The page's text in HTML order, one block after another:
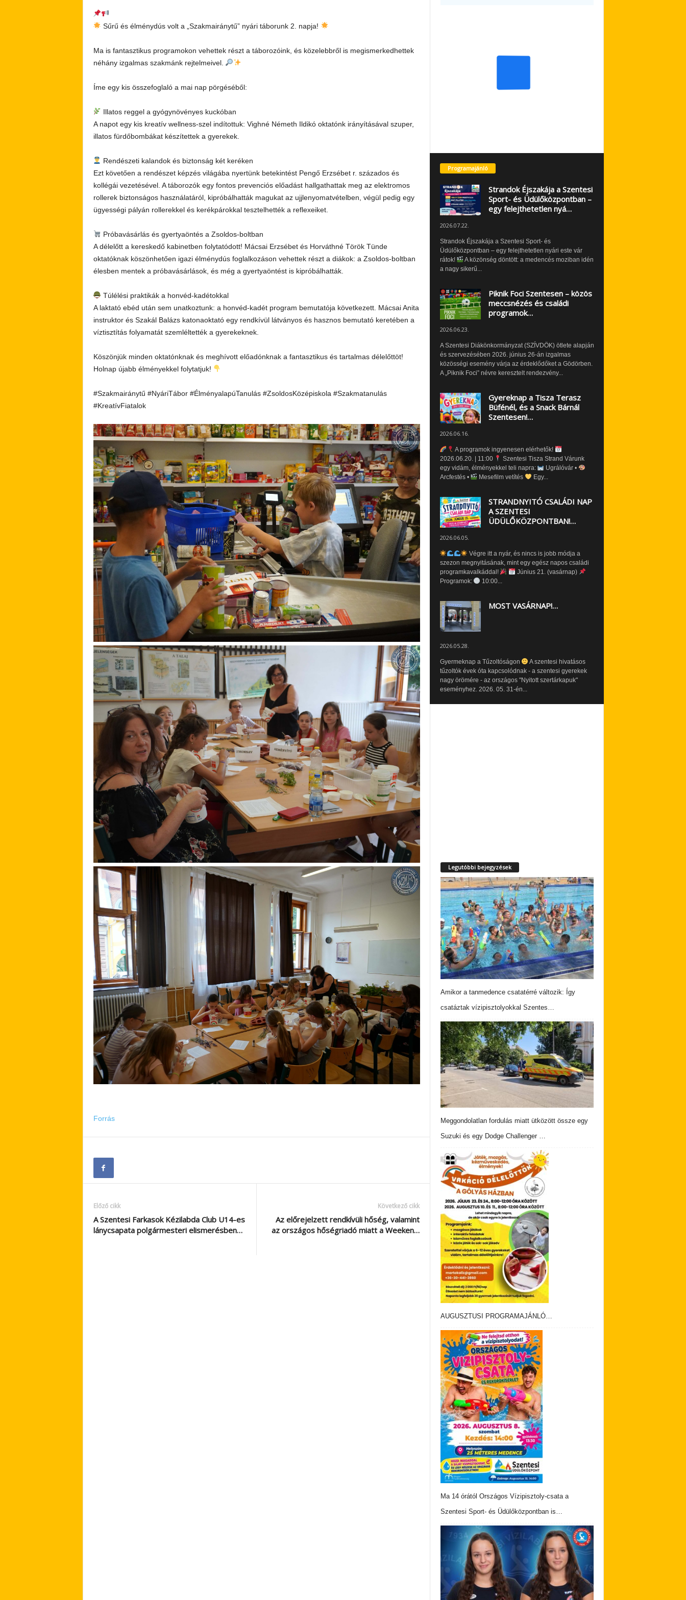
Sűrű és élménydús volt a „Szakmairánytű” nyári táborunk 2. napja!
Ma is fantasztikus programokon vehettek részt a táborozóink, és közelebbről is megismerkedhettek
néhány izgalmas szakmánk rejtelmeivel.
Íme egy kis összefoglaló a mai nap pörgéséből:
Illatos reggel a gyógynövényes kuckóban
A napot egy kis kreatív wellness-szel indítottuk: Vighné Németh Ildikó oktatónk irányításával szuper,
illatos fürdőbombákat készítettek a gyerekek.
Rendészeti kalandok és biztonság két keréken
Ezt követően a rendészet képzés világába nyertünk betekintést Pengő Erzsébet r. százados és
kollégái vezetésével. A táborozók egy fontos prevenciós előadást hallgathattak meg az elektromos
rollerek biztonságos használatáról, kipróbálhatták magukat az ujjlenyomatvételben, végül pedig egy
ügyességi pályán rollerekkel és kerékpárokkal tesztelhették a reflexeiket.
Próbavásárlás és gyertyaöntés a Zsoldos-boltban
A délelőtt a kereskedő kabinetben folytatódott! Mácsai Erzsébet és Horváthné Török Tünde
oktatóknak köszönhetően igazi élménydús foglalkozáson vehettek részt a diákok: a Zsoldos-boltban
élesben mentek a próbavásárlások, és még a gyertyaöntést is kipróbálhatták.
Túlélési praktikák a honvéd-kadétokkal
A laktató ebéd után sem unatkoztunk: a honvéd-kadét program bemutatója következett. Mácsai Anita
instruktor és Szakál Balázs katonaoktató egy rendkívül látványos és hasznos bemutató keretében a
víztisztítás folyamatát szemléltették a gyerekeknek.
Köszönjük minden oktatónknak és meghívott előadónknak a fantasztikus és tartalmas délelőttöt!
Holnap újabb élményekkel folytatjuk!
#Szakmairánytű #NyáriTábor #ÉlményalapúTanulás #ZsoldosKözépiskola #Szakmatanulás
#KreatívFiatalok
Forrás
Előző cikk
A Szentesi Farkasok Kézilabda Club U14-es
lánycsapata polgármesteri elismerésben…
Következő cikk
Az előrejelzett rendkívüli hőség, valamint
az országos hőségriadó miatt a Weeken…
Programajánló
Strandok Éjszakája a Szentesi
Sport- és Üdülőközpontban –
egy felejthetetlen nyá…
2026.07.22.
Strandok Éjszakája a Szentesi Sport- és
Üdülőközpontban – egy felejthetetlen nyári este vár
rátok!
A közönség döntött: a medencés moziban idén
a nagy sikerű...
Piknik Foci Szentesen – közös
meccsnézés és családi
programok…
2026.06.23.
A Szentesi Diákönkormányzat (SZÍVDÖK) ötlete alapján
és szervezésében 2026. június 26-án izgalmas
közösségi esemény várja az érdeklődőket a Gödörben.
A „Piknik Foci” névre keresztelt rendezvény...
Gyereknap a Tisza Terasz
Büfénél, és a Snack Bárnál
Szentesen!…
2026.06.16.
A programok ingyenesen elérhetők!
2026.06.20. | 11:00
Szentesi Tisza Strand Várunk
egy vidám, élményekkel teli napra:
Ugrálóvár •
Arcfestés •
Mesefilm vetítés Egy...
STRANDNYITÓ CSALÁDI NAP
A SZENTESI
ÜDÜLŐKÖZPONTBAN!…
2026.06.05.
Végre itt a nyár, és nincs is jobb módja a
szezon megnyitásának, mint egy egész napos családi
programkavalkáddal!
Június 21. (vasárnap)
Programok:
10:00...
MOST VASÁRNAP!…
2026.05.28.
Gyermeknap a Tűzoltóságon
A szentesi hivatásos
tűzoltók évek óta kapcsolódnak - a szentesi gyerekek
nagy örömére - az országos "Nyitott szertárkapuk"
eseményhez. 2026. 05. 31-én...
Legutóbbi bejegyzések
Amikor a tanmedence csatatérré változik: Így
csatáztak vízipisztolyokkal Szentes…
Meggondolatlan fordulás miatt ütközött össze egy
Suzuki és egy Dodge Challenger …
AUGUSZTUSI PROGRAMAJÁNLÓ…
Ma 14 órától Országos Vízipisztoly-csata a
Szentesi Sport- és Üdülőközpontban is…